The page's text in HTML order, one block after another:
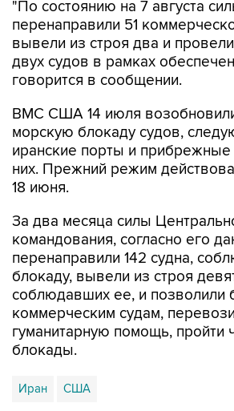
вывели из строя два и
двух судов в рамках
говорится в сообщении.
ВМС США 14 июля возобновили
иранские порты и прибрежные
них. Прежний режим
18 июня.
За два месяца силы
перенаправили 142 судна,
блокаду, вывели из строя
соблюдавших ее, и позволили
коммерческим судам,
гуманитарную помощь, пройти
блокады.
Иран США